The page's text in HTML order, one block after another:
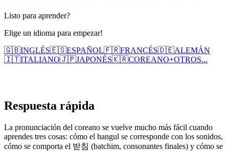
Listo para aprender?
Elige un idioma para empezar!
🇬🇧INGLÉS🇪🇸ESPAÑOL🇫🇷FRANCÉS🇩🇪ALEMÁN
🇮🇹ITALIANO🇯🇵JAPONÉS🇰🇷COREANO+OTROS...
Respuesta rápida
La pronunciación del coreano se vuelve mucho más fácil cuando
aprendes tres cosas: cómo el hangul se corresponde con los sonidos,
cómo se comporta el 받침 (batchim, consonantes finales) y cómo se